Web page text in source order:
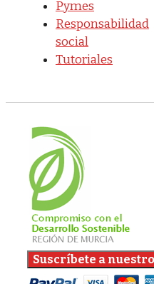
Pymes
Responsabilidad
social
Tutoriales